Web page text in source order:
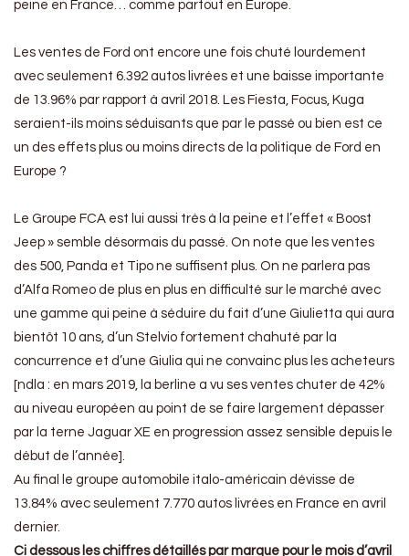
peine en France… comme partout en Europe.
Les ventes de Ford ont encore une fois chuté lourdement
avec seulement 6.392 autos livrées et une baisse importante
de 13.96% par rapport à avril 2018. Les Fiesta, Focus, Kuga
seraient-ils moins séduisants que par le passé ou bien est ce
un des effets plus ou moins directs de la politique de Ford en
Europe ?
Le Groupe FCA est lui aussi très à la peine et l’effet « Boost
Jeep » semble désormais du passé. On note que les ventes
des 500, Panda et Tipo ne suffisent plus. On ne parlera pas
d’Alfa Romeo de plus en plus en difficulté sur le marché avec
une gamme qui peine à séduire du fait d’une Giulietta qui aura
bientôt 10 ans, d’un Stelvio fortement chahuté par la
concurrence et d’une Giulia qui ne convainc plus les acheteurs
[ndla : en mars 2019, la berline a vu ses ventes chuter de 42%
au niveau européen au point de se faire largement dépasser
par la terne Jaguar XE en progression assez sensible depuis le
début de l’année].
Au final le groupe automobile italo-américain dévisse de
13.84% avec seulement 7.770 autos livrées en France en avril
dernier.
Ci dessous les chiffres détaillés par marque pour le mois d’avril